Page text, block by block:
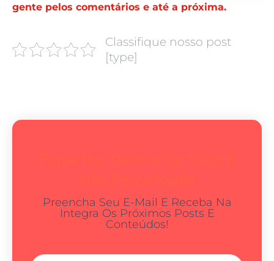
gente pelos comentários e até a próxima.
Classifique nosso post
[type]
Preencha Seu E-Mail E Receba Na
Integra Os Próximos Posts E
Conteúdos!